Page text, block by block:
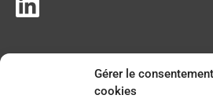
Gérer le
cookies